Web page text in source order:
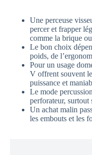
Une perceuse
percer et frapper
comme la brique
Le bon choix
poids, de
Pour un usage
V offrent souvent
puissance et
Le mode
perforateur, surtout
Un achat malin
les embouts et les